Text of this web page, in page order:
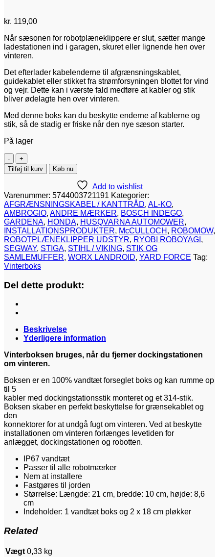
kr. 119,00
Når sæsonen for robotplæneklippere er slut, sætter mange
ladestationen ind i garagen, skuret eller lignende hen over
vinteren.
Det efterlader kabelenderne til afgrænsningskablet,
guidekablet eller stikket fra strømforsyningen blottet for vind
og vejr. Dette kan i værste fald medføre at kabler og stik
bliver ødelagte hen over vinteren.
Med denne boks kan du beskytte enderne af kablerne og
stik, så de stadig er friske når den nye sæson starter.
På lager
Vinterboks
til
beskyttelse
stik
og
kabler
antal
Tilføj til kurv Køb nu
Add to wishlist
Varenummer: 5744003721191 Kategorier:
AFGRÆNSNINGSKABEL / KANTTRÅD, AL-KO,
AMBROGIO, ANDRE MÆRKER, BOSCH INDEGO,
GARDENA, HONDA, HUSQVARNA AUTOMOWER,
INSTALLATIONSPRODUKTER, McCULLOCH , ROBOMOW,
ROBOTPLÆNEKLIPPER UDSTYR, RYOBI ROBOYAGI ,
SEGWAY, STIGA, STIHL / VIKING, STIK OG
SAMLEMUFFER, WORX LANDROID, YARD FORCE Tag:
Vinterboks
Del dette produkt:
Beskrivelse
Yderligere information
Vinterboksen bruges, når du fjerner dockingstationen
om vinteren.
Boksen er en 100% vandtæt forseglet boks og kan rumme op
til 5
kabler med dockingstationsstik monteret og et 314-stik.
Boksen skaber en perfekt beskyttelse for grænsekablet og
den
konnektorer for at undgå fugt om vinteren. Ved at beskytte
installationen om vinteren forlænges levetiden for
anlægget, dockingstationen og robotten.
IP67 vandtæt
Passer til alle robotmærker
Nem at installere
Fastgøres til jorden
Størrelse: Længde: 21 cm, bredde: 10 cm, højde: 8,6
cm
Indeholder: 1 vandtæt boks og 2 x 18 cm pløkker
Related
Vægt 0,33 kg